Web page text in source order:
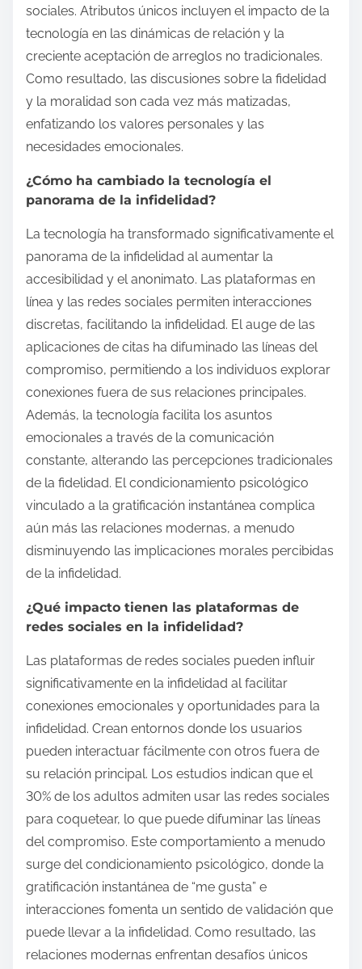
sociales. Atributos únicos incluyen el impacto de la
tecnología en las dinámicas de relación y la
creciente aceptación de arreglos no tradicionales.
Como resultado, las discusiones sobre la fidelidad
y la moralidad son cada vez más matizadas,
enfatizando los valores personales y las
necesidades emocionales.
¿Cómo ha cambiado la tecnología el
panorama de la infidelidad?
La tecnología ha transformado significativamente el
panorama de la infidelidad al aumentar la
accesibilidad y el anonimato. Las plataformas en
línea y las redes sociales permiten interacciones
discretas, facilitando la infidelidad. El auge de las
aplicaciones de citas ha difuminado las líneas del
compromiso, permitiendo a los individuos explorar
conexiones fuera de sus relaciones principales.
Además, la tecnología facilita los asuntos
emocionales a través de la comunicación
constante, alterando las percepciones tradicionales
de la fidelidad. El condicionamiento psicológico
vinculado a la gratificación instantánea complica
aún más las relaciones modernas, a menudo
disminuyendo las implicaciones morales percibidas
de la infidelidad.
¿Qué impacto tienen las plataformas de
redes sociales en la infidelidad?
Las plataformas de redes sociales pueden influir
significativamente en la infidelidad al facilitar
conexiones emocionales y oportunidades para la
infidelidad. Crean entornos donde los usuarios
pueden interactuar fácilmente con otros fuera de
su relación principal. Los estudios indican que el
30% de los adultos admiten usar las redes sociales
para coquetear, lo que puede difuminar las líneas
del compromiso. Este comportamiento a menudo
surge del condicionamiento psicológico, donde la
gratificación instantánea de “me gusta” e
interacciones fomenta un sentido de validación que
puede llevar a la infidelidad. Como resultado, las
relaciones modernas enfrentan desafíos únicos